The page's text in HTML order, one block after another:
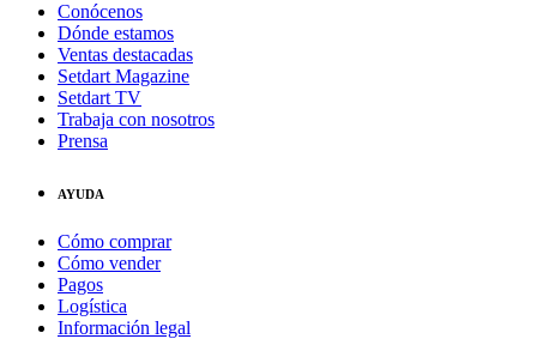
Conócenos
Dónde estamos
Ventas destacadas
Setdart Magazine
Setdart TV
Trabaja con nosotros
Prensa
AYUDA
Cómo comprar
Cómo vender
Pagos
Logística
Información legal